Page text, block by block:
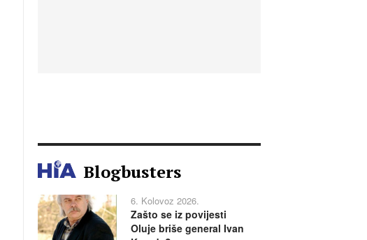
Blogbusters
6. Kolovoz 2026.
Zašto se iz povijesti
Oluje briše general Ivan